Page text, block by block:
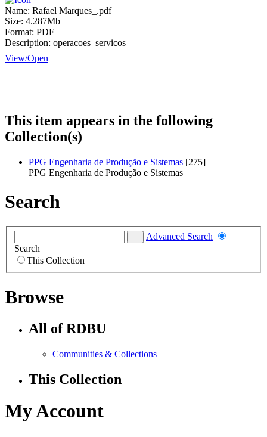
Name: Rafael Marques_.pdf
Size: 4.287Mb
Format: PDF
Description: operacoes_servicos
View/Open
This item appears in the following
Collection(s)
PPG Engenharia de Produção e Sistemas [275]
PPG Engenharia de Produção e Sistemas
Search
Advanced Search
Search
This Collection
Browse
All of RDBU
Communities & Collections
This Collection
My Account